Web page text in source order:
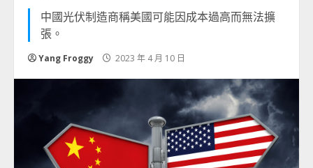
中國光伏制造商稱美國可能因成本過高而無法擴
張。
Yang Froggy 2023 年 4 月 10 日